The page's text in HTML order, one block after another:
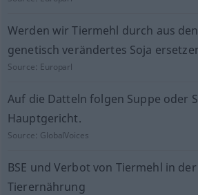
Werden wir Tiermehl durch aus
genetisch verändertes Soja
Source: Europarl
Auf die Datteln folgen Suppe oder
Hauptgericht.
Source: GlobalVoices
BSE und Verbot von Tiermehl in
Tierernährung